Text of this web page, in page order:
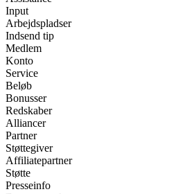
Input
Arbejdspladser
Indsend tip
Medlem
Konto
Service
Beløb
Bonusser
Redskaber
Alliancer
Partner
Støttegiver
Affiliatepartner
Støtte
Presseinfo